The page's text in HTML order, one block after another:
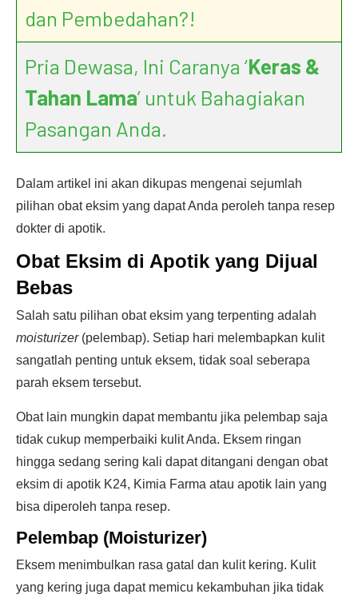
dan Pembedahan?!
Pria Dewasa, Ini Caranya ‘Keras &
Tahan Lama’ untuk Bahagiakan
Pasangan Anda.
Dalam artikel ini akan dikupas mengenai sejumlah
pilihan obat eksim yang dapat Anda peroleh tanpa resep
dokter di apotik.
Obat Eksim di Apotik yang Dijual
Bebas
Salah satu pilihan obat eksim yang terpenting adalah
moisturizer(pelembap). Setiap hari melembapkan kulit
sangatlah penting untuk eksem, tidak soal seberapa
parah eksem tersebut.
Obat lain mungkin dapat membantu jika pelembap saja
tidak cukup memperbaiki kulit Anda. Eksem ringan
hingga sedang sering kali dapat ditangani dengan obat
eksim di apotik K24, Kimia Farma atau apotik lain yang
bisa diperoleh tanpa resep.
Pelembap (Moisturizer)
Eksem menimbulkan rasa gatal dan kulit kering. Kulit
yang kering juga dapat memicu kekambuhan jika tidak